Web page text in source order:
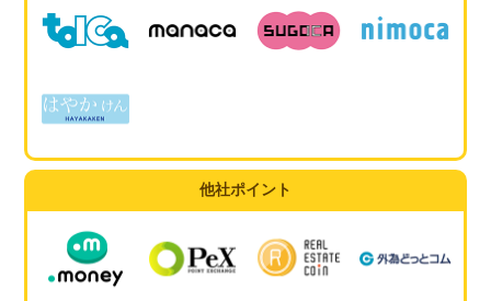
他社ポイント